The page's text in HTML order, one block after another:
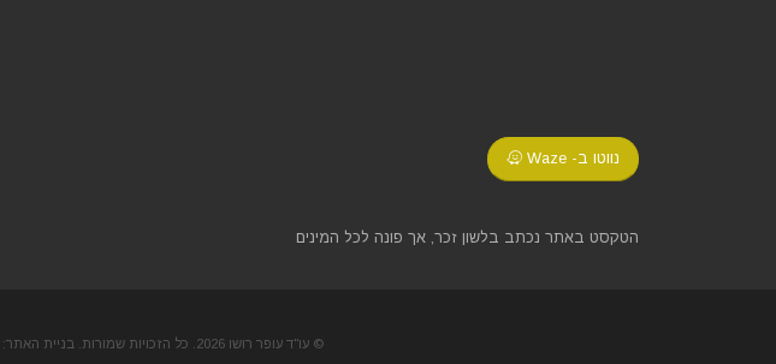
נווטו ב- Waze
הטקסט באתר נכתב בלשון זכר, אך פונה לכל המינים
© עו"ד עופר רושו 2026. כל הזכויות שמורות. בניית האתר: